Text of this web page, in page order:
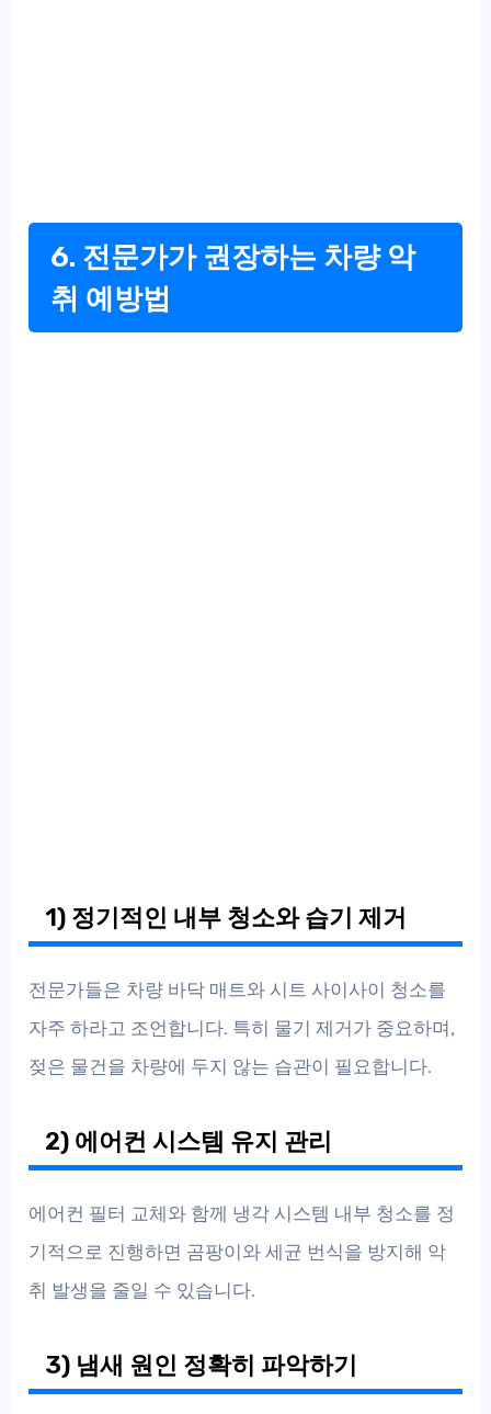
6. 전문가가 권장하는 차량 악
취 예방법
1) 정기적인 내부 청소와 습기 제거
전문가들은 차량 바닥 매트와 시트 사이사이 청소를
자주 하라고 조언합니다. 특히 물기 제거가 중요하며,
젖은 물건을 차량에 두지 않는 습관이 필요합니다.
2) 에어컨 시스템 유지 관리
에어컨 필터 교체와 함께 냉각 시스템 내부 청소를 정
기적으로 진행하면 곰팡이와 세균 번식을 방지해 악
취 발생을 줄일 수 있습니다.
3) 냄새 원인 정확히 파악하기